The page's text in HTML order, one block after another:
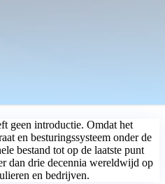
geen introductie. Omdat het
en besturingssysteem onder de
bestand tot op de laatste punt
dan drie decennia wereldwijd op
en bedrijven.